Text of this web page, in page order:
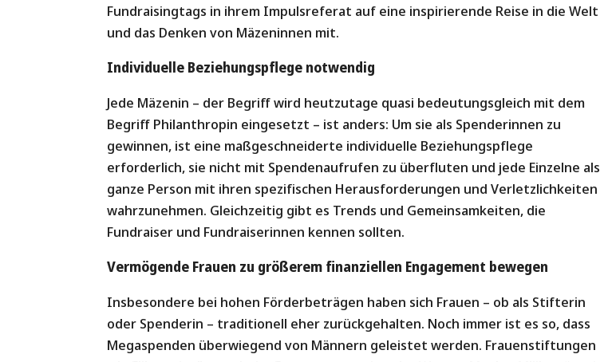
Fundraisingtags in ihrem Impulsreferat auf eine inspirierende Reise in die Welt
und das Denken von Mäzeninnen mit.
Individuelle Beziehungspflege notwendig
Jede Mäzenin – der Begriff wird heutzutage quasi bedeutungsgleich mit dem
Begriff Philanthropin eingesetzt – ist anders: Um sie als Spenderinnen zu
gewinnen, ist eine maßgeschneiderte individuelle Beziehungspflege
erforderlich, sie nicht mit Spendenaufrufen zu überfluten und jede Einzelne als
ganze Person mit ihren spezifischen Herausforderungen und Verletzlichkeiten
wahrzunehmen. Gleichzeitig gibt es Trends und Gemeinsamkeiten, die
Fundraiser und Fundraiserinnen kennen sollten.
Vermögende Frauen zu größerem finanziellen Engagement bewegen
Insbesondere bei hohen Förderbeträgen haben sich Frauen – ob als Stifterin
oder Spenderin – traditionell eher zurückgehalten. Noch immer ist es so, dass
Megaspenden überwiegend von Männern geleistet werden. Frauenstiftungen